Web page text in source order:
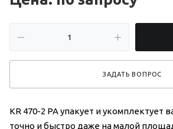
ЗАДАТЬ ВОПРОС
KR 470-2 PA упакует и укомплектует
точно и быстро даже на малой